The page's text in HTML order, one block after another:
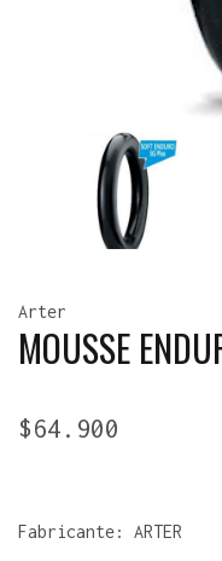
Arter
MOUSSE
$64.900
Fabricante: ARTER